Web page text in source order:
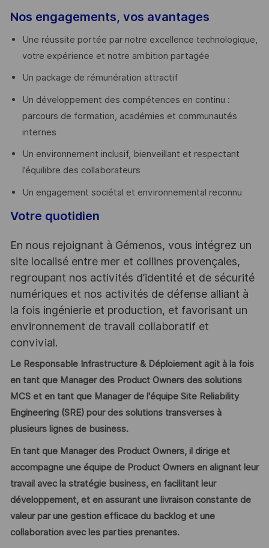
Nos engagements, vos avantages
Une réussite portée par notre excellence technologique,
votre expérience et notre ambition partagée
Un package de rémunération attractif
Un développement des compétences en continu :
parcours de formation, académies et communautés
internes
Un environnement inclusif, bienveillant et respectant
l’équilibre des collaborateurs
Un engagement sociétal et environnemental reconnu
Votre quotidien
En nous rejoignant à Gémenos, vous intégrez un
site localisé entre mer et collines provençales,
regroupant nos activités d’identité et de sécurité
numériques et nos activités de défense alliant à
la fois ingénierie et production, et favorisant un
environnement de travail collaboratif et
convivial.
Le Responsable Infrastructure & Déploiement agit à la fois
en tant que Manager des Product Owners des solutions
MCS et en tant que Manager de l'équipe Site Reliability
Engineering (SRE) pour des solutions transverses à
plusieurs lignes de business.
En tant que Manager des Product Owners, il dirige et
accompagne une équipe de Product Owners en alignant leur
travail avec la stratégie business, en facilitant leur
développement, et en assurant une livraison constante de
valeur par une gestion efficace du backlog et une
collaboration avec les parties prenantes.